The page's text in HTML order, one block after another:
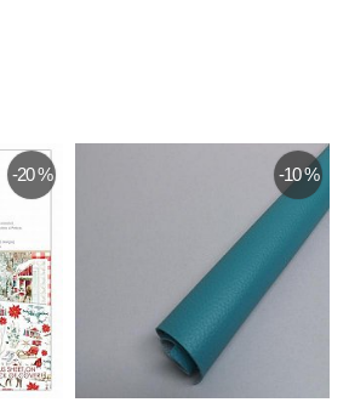
-20 % -10 %